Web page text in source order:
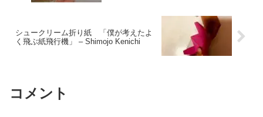
シュークリーム折り紙 「僕が考えたよ
く飛ぶ紙飛行機」 – Shimojo Kenichi
コメント